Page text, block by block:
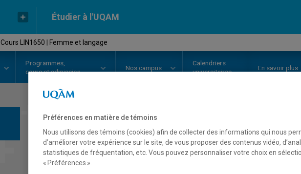
Étudier à l'UQAM
Cours LIN1650 | Femme et langage
Programmes,
cours et admission
Nos campus
Calendriers
universitaires
En savoir plus
COURS// LIN1650-Femme et
Description Horaire -
Préférences en matière de témoins
Nous utilisons des témoins (cookies) afin de collecter des informations qui nous
d’améliorer votre expérience sur le site, de vous proposer des contenus vidéo,
statistiques de fréquentation, etc. Vous pouvez personnaliser votre choix en
« Préférences ».